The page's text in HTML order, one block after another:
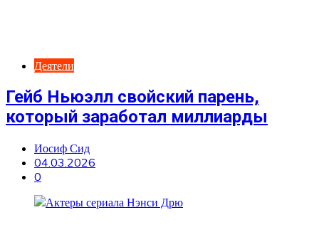
Деятели
Гейб Ньюэлл свойский парень,
который заработал миллиарды
Иосиф Сид
04.03.2026
0